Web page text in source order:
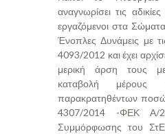
αναγνωρίσει τις
εργαζόμενοι στα
Ένοπλες Δυνάμεις με
4093/2012 και έχει
μερική άρση τους
καταβολή μέρους
παρακρατηθέντων
4307/2014 -ΦΕΚ Α/
Συμμόρφωσης του